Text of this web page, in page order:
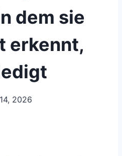
dem sie
erkennt,
2026